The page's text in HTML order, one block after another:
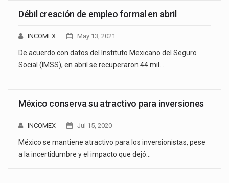
Débil creación de empleo formal en abril
INCOMEX May 13, 2021
De acuerdo con datos del Instituto Mexicano del Seguro
Social (IMSS), en abril se recuperaron 44 mil…
México conserva su atractivo para inversiones
INCOMEX Jul 15, 2020
México se mantiene atractivo para los inversionistas, pese
a la incertidumbre y el impacto que dejó…